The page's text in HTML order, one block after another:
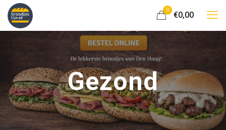
0
€0,00
Gezond